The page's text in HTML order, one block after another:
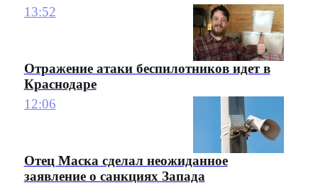
13:52
Отражение атаки беспилотников идет в
Краснодаре
12:06
Отец Маска сделал неожиданное
заявление о санкциях Запада